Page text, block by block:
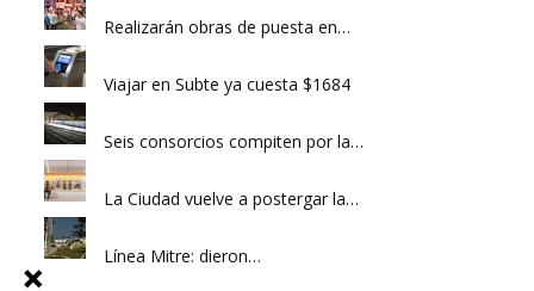
Realizarán obras de puesta en…
Viajar en Subte ya cuesta $1684
Seis consorcios compiten por la…
La Ciudad vuelve a postergar la…
Línea Mitre: dieron…